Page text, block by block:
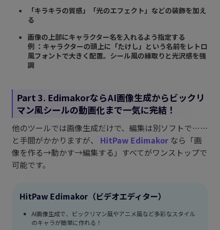
「キラキラの質感」「光のエフェクト」などの装飾を加え
る
画像の上部にキャラクター名を入れるよう指定する
例 ：キャラクターの頭上に「たけし」という名前をレトロ
風フォントで大きく配置。シール風の縁取りと光沢感を強
調
Part 3. EdimakorならAI画像生成からビックリ
マン風シールの動画化まで一気に完結！
他のツールでは画像生成だけで、編集は別ソフトで……
と手間がかかりますが、 HitPaw Edimakor なら「画
像を作る→動かす→編集する」すべてがワンストップで
可能です。
HitPaw Edimakor（ビデオエディター）
AI画像生成で、ビックリマン風やアニメ風など多彩なスタイル
のキャラが簡単に作れる！